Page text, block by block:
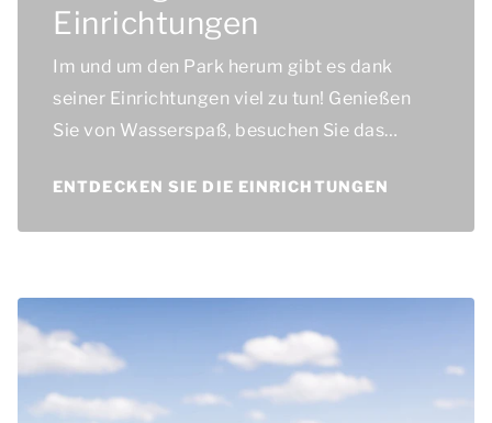
Einrichtungen
Im und um den Park herum gibt es dank
seiner Einrichtungen viel zu tun! Genießen
Sie von Wasserspaß, besuchen Sie das
Sporteinrichtungen.
ENTDECKEN SIE DIE EINRICHTUNGEN